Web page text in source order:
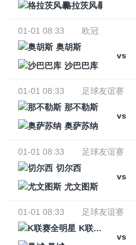
格拉茨风暴
01-01 08:33
欧冠
奥胡斯
vs
沙巴巴库
01-01 08:33
足球友谊赛
那不勒斯
vs
奥萨苏纳
01-01 08:33
足球友谊赛
切尔西
vs
尤文图斯
01-01 08:33
足球友谊赛
K联赛全明星
vs